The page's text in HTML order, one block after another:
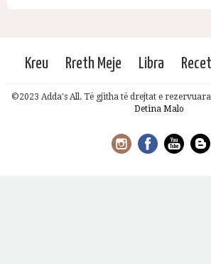
Kreu Rreth Meje Libra
©2023 Adda's All. Të gjitha të drejtat e
Detina Malo